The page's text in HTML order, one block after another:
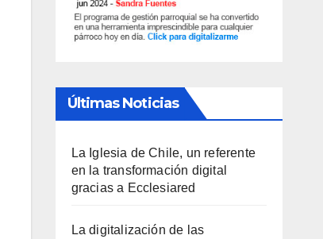
Últimas Noticias
La Iglesia de Chile, un referente
en la transformación digital
gracias a Ecclesiared
La digitalización de las